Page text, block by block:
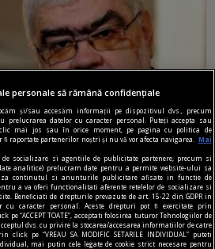
președinte
electorală construită
agresiune, pe obsesii strict
personale să rămână confidențiale
și/sau accesăm informații pe dispozitivul dvs., precum
prelucrarea datelor cu caracter personal. Puteți accepta sau
clic mai jos sau în orice moment, pe pagina cu politica de
fi raportate partenerilor noștri și nu vă vor afecta navigarea.
Mai
socializare si agentiile de publicitate partenere, precum si
analitice) prelucram date pentru a permite website-ului sa
continutul si anunturile publicitare afisate in functie de
a va oferi functionalitati aferente retelelor de socializare si
Beneficiati de drepturile prevazute de art. 15-22 din GDPR in
cu caracter personal. Aceste drepturi pot fi exercitate prin
pe “ACCEPT TOATE”, acceptati folosirea tuturor Tehnologiilor de
dvs. cu privire la stocarea/accesarea informatiilor de catre
click pe “VREAU SA MODIFIC SETARILE INDIVIDUAL” puteti
mai putin cele legate de cookie strict necesare pentru